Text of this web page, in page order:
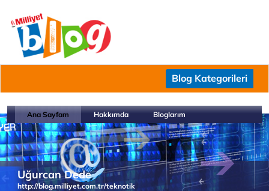
Blog Kategorileri
Ana Sayfam Hakkımda Bloglarım
Uğurcan Dede
http://blog.milliyet.com.tr/teknotik